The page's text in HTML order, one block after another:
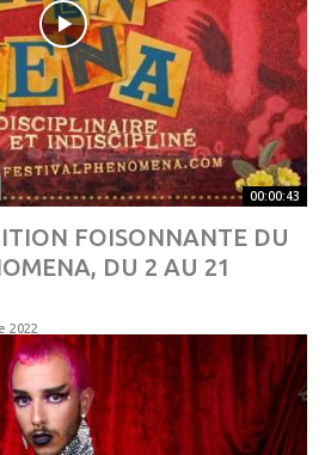
00:00:43
FOISONNANTE DU
DU 2 AU 21
2022